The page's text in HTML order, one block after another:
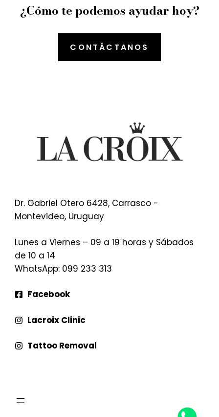
¿Cómo te podemos ayudar hoy?
CONTÁCTANOS
Dr. Gabriel Otero 6428, Carrasco -
Montevideo, Uruguay
Lunes a Viernes – 09 a 19 horas y Sábados
de 10 a 14
WhatsApp: 099 233 313
Facebook
Lacroix Clinic
Tattoo Removal